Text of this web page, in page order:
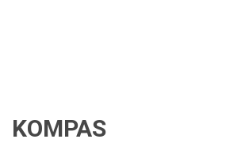
KOMPAS